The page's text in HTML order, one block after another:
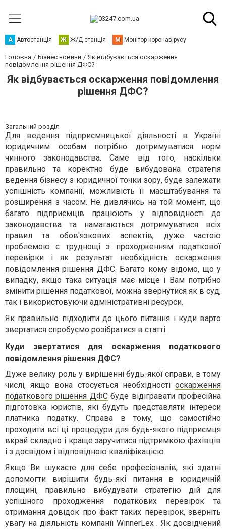
А Автостанція Ж Ж/Д станція М Монітор коронавірусу
Головна Бізнес новини
Як відбувається оскарження
повідомлення рішення ДФС?
Як відбувається оскарження повідомлення
рішення ДФС?
Загальний розділ
Для ведення підприємницької діяльності в Україні
юридичним особам потрібно дотримуватися норм
чинного законодавства. Саме від того, наскільки
правильно та коректно буде вибудована стратегія
ведення бізнесу з юридичної точки зору, буде залежати
успішність компанії, можливість її масштабування та
розширення з часом. Не дивлячись на той момент, що
багато підприємців працюють у відповідності до
законодавства та намагаються дотримуватися всіх
правил та обов'язкових аспектів, дуже частою
проблемою є труднощі з проходженням податкової
перевірки і як результат необхідність оскарження
повідомлення рішення ДФС. Багато кому відомо, що у
випадку, якщо така ситуація має місце і Вам потрібно
змінити рішення податкової, можна звернутися як в суд,
так і використовуючи адміністративні ресурси.
Як правильно підходити до цього питання і куди варто
звертатися спробуємо розібратися в статті.
Куди звертатися для оскарження податкового
повідомлення рішення ДФС?
Дуже велику роль у вирішенні будь-якої справи, в тому
числі, якщо вона стосується необхідності оскарження
податкового рішення ДФСбуде відігравати професійна
підготовка юристів, які будуть представляти інтереси
платника податку. Справа в тому, що самостійно
проходити всі ці процедури для будь-якого підприємця
вкрай складно і краще заручитися підтримкою фахівців
і з досвідом і відповідною кваліфікацією.
Якщо Ви шукаєте для себе професіоналів, які здатні
допомогти вирішити будь-які питання в юридичній
площині, правильно вибудувати стратегію дій для
успішного проходження податкових перевірок та
отримання довідок про факт таких перевірок, зверніть
увагу на діяльність компанії WinnerLex . Як досвідчений